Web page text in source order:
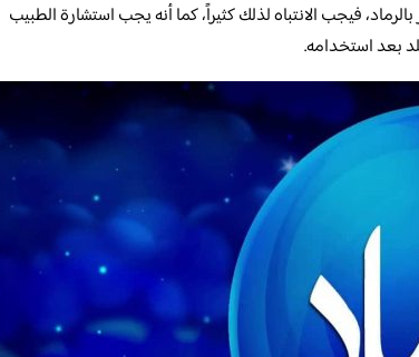
بالرماد، فيجب الانتباه لذلك كثيراً، كما أنه يجب استشارة الطبيب
بعد استخدامه.